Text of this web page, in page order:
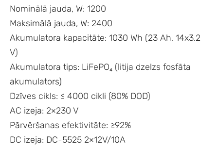
Nominālā jauda, W: 1200
Maksimālā jauda, W: 2400
Akumulatora kapacitāte: 1030 Wh (23 Ah, 14x3.2
V)
Akumulatora tips: LiFePO₄ (litija dzelzs fosfāta
akumulators)
Dzīves cikls: ≤ 4000 cikli (80% DOD)
AC izeja: 2×230 V
Pārvēršanas efektivitāte: ≥92%
DC izeja: DC-5525 2×12V/10A